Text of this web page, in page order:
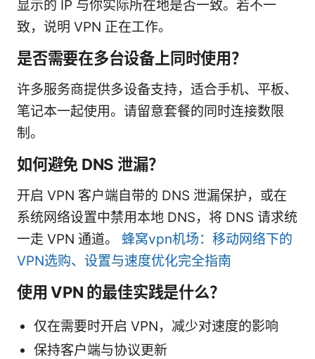
显示的 IP 与你实际所在地是否一致。若不一
致，说明 VPN 正在工作。
是否需要在多台设备上同时使用？
许多服务商提供多设备支持，适合手机、平板、
笔记本一起使用。请留意套餐的同时连接数限
制。
如何避免 DNS 泄漏？
开启 VPN 客户端自带的 DNS 泄漏保护，或在
系统网络设置中禁用本地 DNS，将 DNS 请求统
一走 VPN 通道。 蜂窝vpn机场：移动网络下的
VPN选购、设置与速度优化完全指南
使用 VPN 的最佳实践是什么？
仅在需要时开启 VPN，减少对速度的影响
保持客户端与协议更新